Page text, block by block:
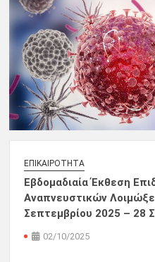
ΕΠΙΚΑΙΡΌΤΗΤΑ
Εβδομαδιαία Έκθεση
Αναπνευστικών
Σεπτεμβρίου 2025 – 28
02/10/2025